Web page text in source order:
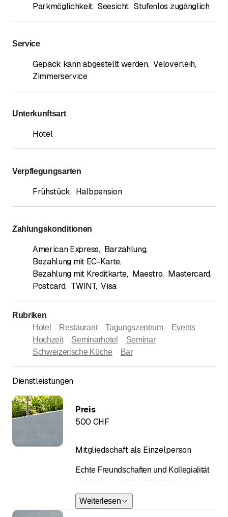
Parkmöglichkeit, Seesicht, Stufenlos zugänglich
Service
Gepäck kann abgestellt werden, Veloverleih,
Zimmerservice
Unterkunftsart
Hotel
Verpflegungsarten
Frühstück, Halbpension
Zahlungskonditionen
American Express, Barzahlung,
Bezahlung mit EC-Karte,
Bezahlung mit Kreditkarte, Maestro, Mastercard,
Postcard, TWINT, Visa
Rubriken
Hotel
Restaurant Tagungszentrum
Events
Hochzeit
Seminarhotel
Seminar
Schweizerische Küche
Bar
Dienstleistungen
Mitgliedschaft als Einzelperson
Echte Freundschaften und Kollegialität
stehen bei uns im Vordergrund. Als
Mitglied sind Sie Teil eines einmaligen
Netzwerks und profitieren von vielen
Weiterlesen
Preis
500 CHF